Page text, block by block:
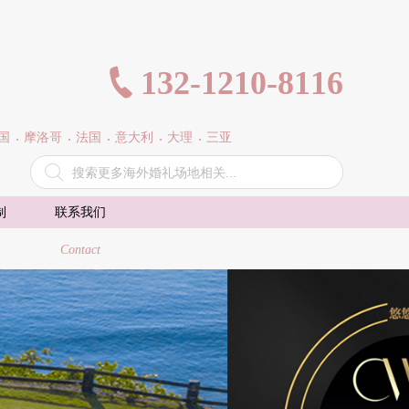
 132-1210-8116
摩洛哥 法国 意大利 大理 三亚

联系我们
Contact